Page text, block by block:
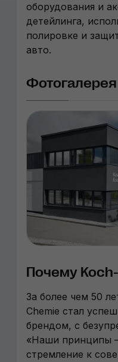
оборудования и
детейлинга,
полировке и
авто.
Фотогалерея
Почему
За более чем 50
Chemie стал
брендом, с
«Наши принципы
стремление к